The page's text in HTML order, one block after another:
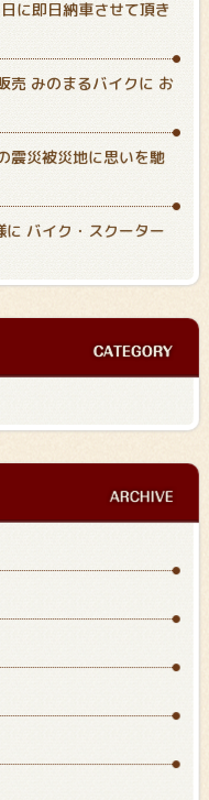
に即日納車させて頂き
売 みのまるバイクに お
震災被災地に思いを馳
バイク・スクーター